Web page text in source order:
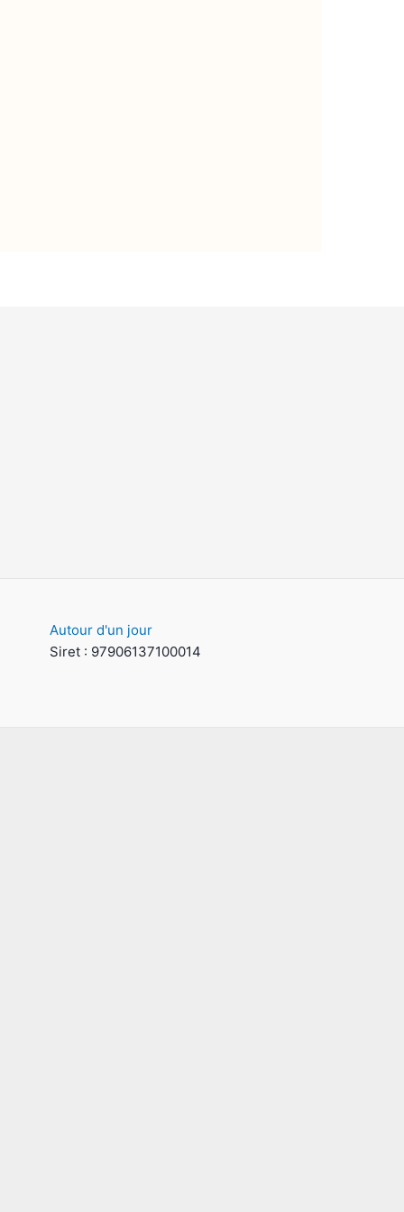
Autour d'un jour
Siret : 97906137100014